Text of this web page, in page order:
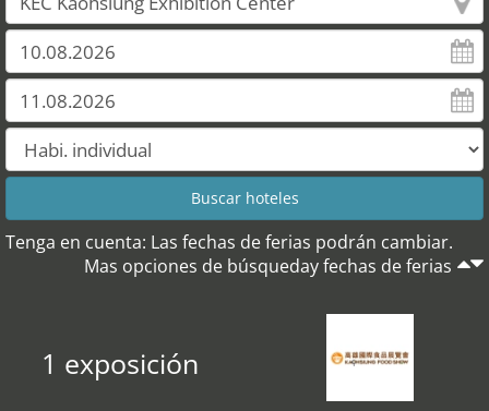
Tenga en cuenta: Las fechas de ferias podrán cambiar.
Mas opciones de búsqueday fechas de ferias
1 exposición